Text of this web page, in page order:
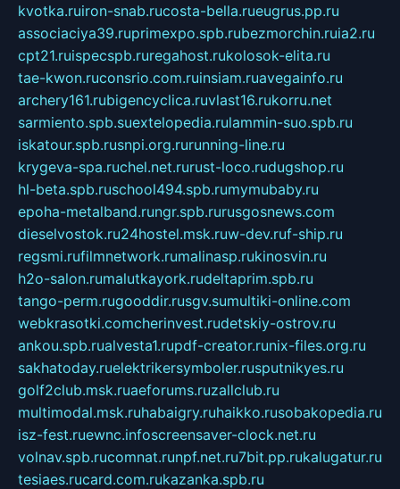
kvotka.ruiron-snab.rucosta-bella.rueugrus.pp.ru
associaciya39.ruprimexpo.spb.rubezmorchin.ruia2.ru
cpt21.ruispecspb.ruregahost.rukolosok-elita.ru
tae-kwon.ruconsrio.com.ruinsiam.ruavegainfo.ru
archery161.rubigencyclica.ruvlast16.rukorru.net
sarmiento.spb.suextelopedia.rulammin-suo.spb.ru
iskatour.spb.rusnpi.org.rurunning-line.ru
krygeva-spa.ruchel.net.rurust-loco.rudugshop.ru
hl-beta.spb.ruschool494.spb.rumymubaby.ru
epoha-metalband.rungr.spb.rurusgosnews.com
dieselvostok.ru24hostel.msk.ruw-dev.ruf-ship.ru
regsmi.rufilmnetwork.rumalinasp.rukinosvin.ru
h2o-salon.rumalutkayork.rudeltaprim.spb.ru
tango-perm.rugooddir.rusgv.sumultiki-online.com
webkrasotki.comcherinvest.rudetskiy-ostrov.ru
ankou.spb.rualvesta1.rupdf-creator.runix-files.org.ru
sakhatoday.ruelektrikersymboler.rusputnikyes.ru
golf2club.msk.ruaeforums.ruzallclub.ru
multimodal.msk.ruhabaigry.ruhaikko.rusobakopedia.ru
isz-fest.ruewnc.infoscreensaver-clock.net.ru
volnav.spb.rucomnat.runpf.net.ru7bit.pp.rukalugatur.ru
tesiaes.rucard.com.rukazanka.spb.ru